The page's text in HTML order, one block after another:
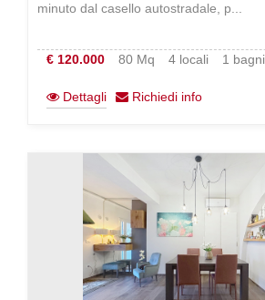
minuto dal casello autostradale, p...
€ 120.000 80 Mq 4 locali 1 bagni
Dettagli Richiedi info